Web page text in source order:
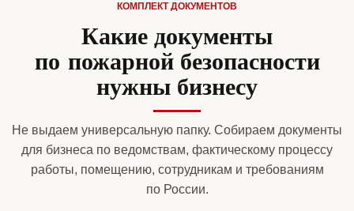
КОМПЛЕКТ ДОКУМЕНТОВ
Какие документы
по пожарной безопасности
нужны бизнесу
Не выдаем универсальную папку. Собираем документы
для бизнеса по ведомствам, фактическому процессу
работы, помещению, сотрудникам и требованиям
по России.